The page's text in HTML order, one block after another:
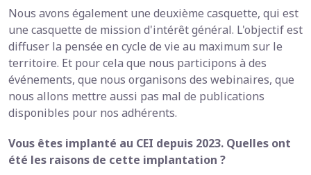
Nous avons également une deuxième casquette, qui est
une casquette de mission d'intérêt général. L'objectif est
diffuser la pensée en cycle de vie au maximum sur le
territoire. Et pour cela que nous participons à des
événements, que nous organisons des webinaires, que
nous allons mettre aussi pas mal de publications
disponibles pour nos adhérents.
Vous êtes implanté au CEI depuis 2023. Quelles ont
été les raisons de cette implantation ?